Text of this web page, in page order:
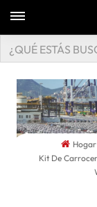
Hogar
Kit De